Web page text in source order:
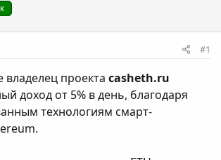
#1
проекта casheth.ru
доход от 5% в день, благодаря
технологиям смарт-